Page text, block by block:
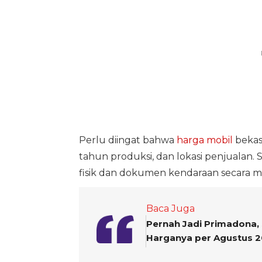
Perlu diingat bahwa harga mobil
tahun produksi, dan lokasi penjualan.
fisik dan dokumen kendaraan secara
Baca Juga
Pernah Jadi
Harganya per Agustus